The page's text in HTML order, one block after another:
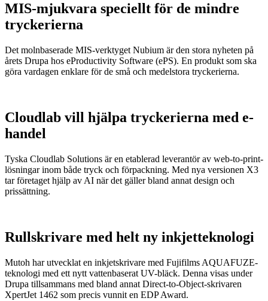
MIS-mjukvara speciellt för de mindre
tryckerierna
Det molnbaserade MIS-verktyget Nubium är den stora nyheten på
årets Drupa hos eProductivity Software (ePS). En produkt som ska
göra vardagen enklare för de små och medelstora tryckerierna.
Cloudlab vill hjälpa tryckerierna med e-
handel
Tyska Cloudlab Solutions är en etablerad leverantör av web-to-print-
lösningar inom både tryck och förpackning. Med nya versionen X3
tar företaget hjälp av AI när det gäller bland annat design och
prissättning.
Rullskrivare med helt ny inkjetteknologi
Mutoh har utvecklat en inkjetskrivare med Fujifilms AQUAFUZE-
teknologi med ett nytt vattenbaserat UV-bläck. Denna visas under
Drupa tillsammans med bland annat Direct-to-Object-skrivaren
XpertJet 1462 som precis vunnit en EDP Award.